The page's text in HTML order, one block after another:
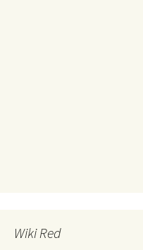
Wiki Red